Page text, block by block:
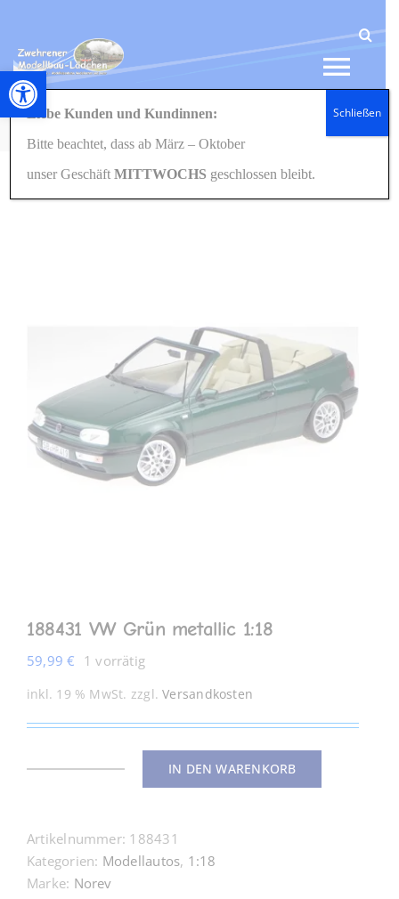
Werkzeugleiste öffnen
springen
HOME
KONTAKT
MEIN KONTO
Startseite Modellautos
1:18
188431 VW Grün metallic 1:18
188431 VW Grün metallic 1:18
59,99€ 1 vorrätig
inkl. 19 % MwSt. zzgl.Versandkosten
metallic
1:18
Menge
IN DEN WARENKORB
Artikelnummer: 188431
Kategorien: Modellautos, 1:18
Marke: Norev
Liebe Kunden und Kundinnen:
Bitte beachtet, dass ab März – Oktober
unser GeschäftMITTWOCHS geschlossen bleibt.
Schließen